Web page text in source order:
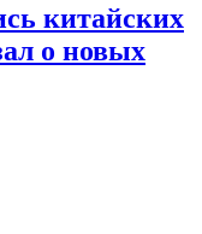
китайских
о новых